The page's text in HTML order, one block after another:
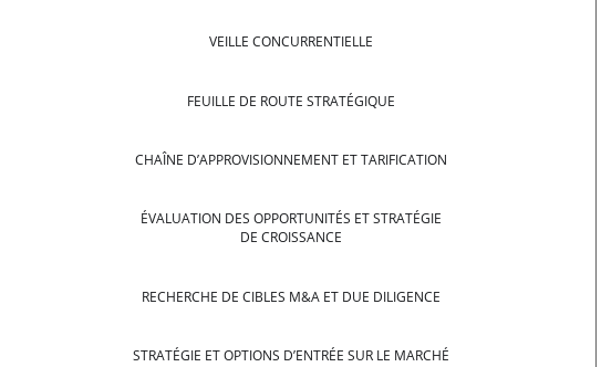
VEILLE CONCURRENTIELLE
FEUILLE DE ROUTE STRATÉGIQUE
CHAÎNE D’APPROVISIONNEMENT ET TARIFICATION
ÉVALUATION DES OPPORTUNITÉS ET STRATÉGIE
DE CROISSANCE
RECHERCHE DE CIBLES M&A ET DUE DILIGENCE
STRATÉGIE ET OPTIONS D’ENTRÉE SUR LE MARCHÉ